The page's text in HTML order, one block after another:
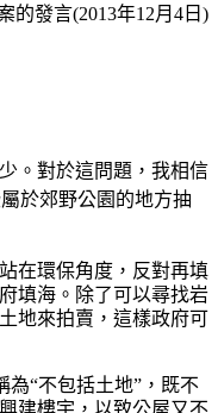
的發言(2013年12月4日)
。對於這問題，我相信
於郊野公園的地方抽
在環保角度，反對再填
填海。除了可以尋找岩
地來拍賣，這樣政府可
為“不包括土地”，既不
建樓宇，以致公屋又不